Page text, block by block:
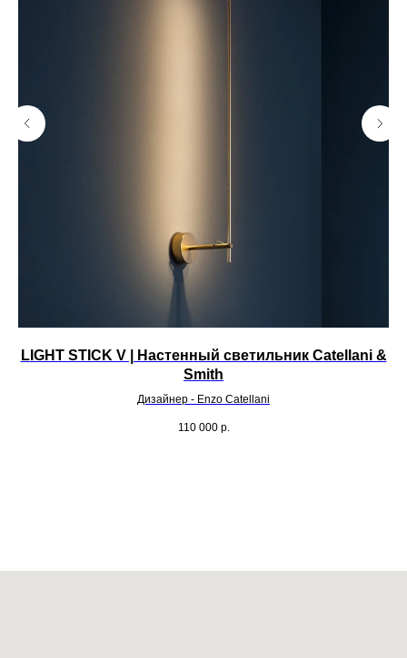
LIGHT STICK V | Настенный светильник Catellani &
Smith
Дизайнер - Enzo Catellani
110 000 р.